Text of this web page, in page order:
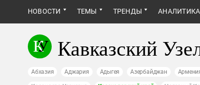
НОВОСТИ ТЕМЫ ТРЕНДЫ АНАЛИТИКА
Кавказский
Абхазия Аджария Адыгея Азербайджан